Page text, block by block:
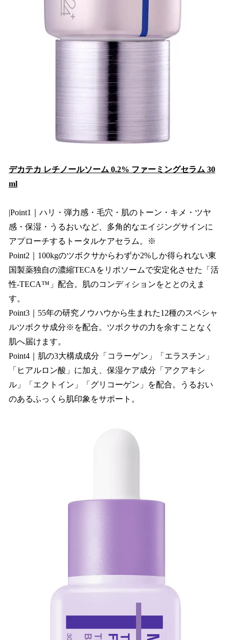
デカテカ レチノールソーム 0.2% ファーミングセラム 30
ml
|Point1｜ハリ・弾力感・毛穴・肌のトーン・キメ・ツヤ
感・保湿・うるおいなど、多角的なエイジングサインに
アプローチするトータルケアセラム。※
Point2｜100kgのツボクサからわずか2%しか得られない東
国製薬独自の濃縮TECAをリポソームで安定化させた「活
性-TECA™」配合。肌のコンディションをととのえま
す。
Point3｜55年の研究ノウハウから生まれた12種のスペシャ
ルツボクサ成分※を配合。ツボクサの力を余すことなく
肌へ届けます。
Point4｜肌の3大構成成分「コラーゲン」「エラスチン」
「ヒアルロン酸」に加え、保湿ケア成分「アクアキシ
ル」「エクトイン」「グリコーゲン」を配合。うるおい
のあるふっくら肌印象をサポート。